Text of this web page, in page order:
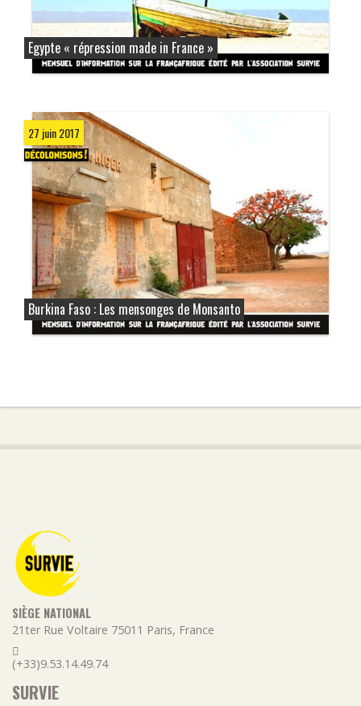
Egypte « répression made in France »
27 juin 2017
Burkina Faso : Les mensonges de Monsanto
SIÈGE NATIONAL
21ter Rue Voltaire 75011 Paris, France
(+33)9.53.14.49.74
SURVIE